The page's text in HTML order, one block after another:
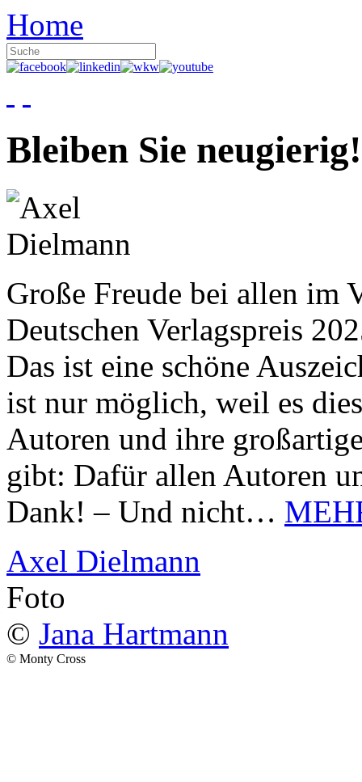
Home
Bleiben Sie neugierig!
Große Freude bei allen im
Deutschen Verlagspreis
Das ist eine schöne
ist nur möglich, weil es
Autoren und ihre
gibt: Dafür allen Autoren
Dank! – Und nicht…
Axel Dielmann
Foto
© Jana Hartmann
© Monty Cross